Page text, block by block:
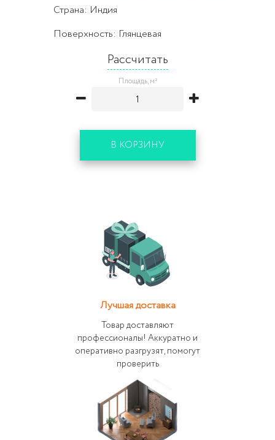
Страна: Индия
Поверхность: Глянцевая
Рассчитать
Площадь, м²
В КОРЗИНУ
Лучшая доставка
Товар доставляют
профессионалы! Аккуратно и
оперативно разгрузят, помогут
проверить